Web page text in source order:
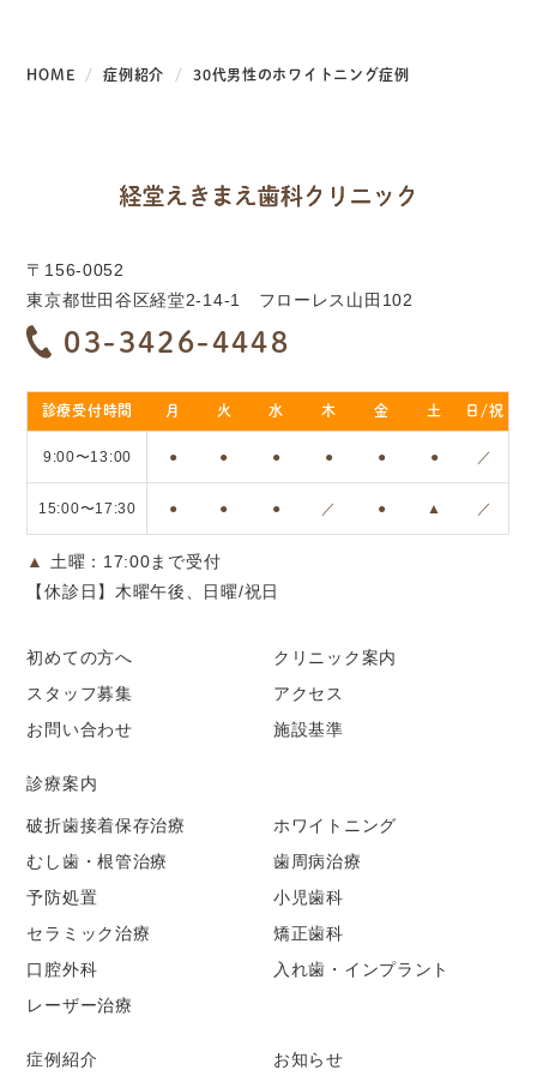
HOME 症例紹介 30代男性のホワイトニング症例
〒156-0052
東京都世田谷区経堂2-14-1 フローレス山田102
03-3426-4448
診療受付時間 月 火 水 木 金 土 日/祝
9:00〜13:00 ● ● ● ● ● ● ／
15:00〜17:30 ● ● ● ／ ● ▲ ／
▲ 土曜：17:00まで受付
【休診日】木曜午後、日曜/祝日
初めての方へ
クリニック案内
スタッフ募集
アクセス
お問い合わせ
施設基準
診療案内
破折歯接着保存治療
ホワイトニング
むし歯・根管治療
歯周病治療
予防処置
小児歯科
セラミック治療
矯正歯科
口腔外科
入れ歯・インプラント
レーザー治療
症例紹介 お知らせ